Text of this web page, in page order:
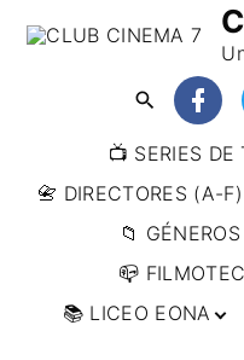
📺 SERIES DE
📇 DIRECTORES (A-F)
📇 DIRECTORES (F-L)
📇 DIRECTORES (L-
W)
📁
🔴ARTES
📪
🌍 AFRICA
📚 LICEO EONA